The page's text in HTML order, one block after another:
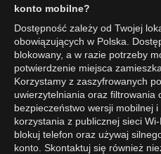
konto mobilne?
Dostępność zależy od Twojej
obowiązujących w Polska.
blokowany, a w razie potrzeby
potwierdzenie miejsca
Korzystamy z zaszyfrowanych
uwierzytelniania oraz filtrowania
bezpieczeństwo wersji mobilnej
korzystania z publicznej sieci
blokuj telefon oraz używaj
konto. Skontaktuj się również